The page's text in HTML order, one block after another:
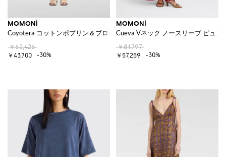
MOMONÌ
Coyotera コットンポプリン＆ブロデリーアングレーズ ミニシャツドレス
￥62,426
￥43,700
-30%
MOMONÌ
Cueva Vネック ノースリーブ ピュア
￥81,797
￥57,259
-30%